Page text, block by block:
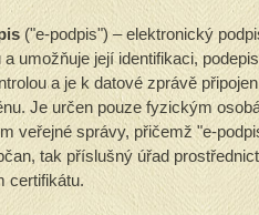
("e-podpis") – elektronický
umožňuje její identifikaci,
a je k datové zprávě
Je určen pouze fyzickým
veřejné správy, přičemž "e-
tak příslušný úřad
certifikátu.